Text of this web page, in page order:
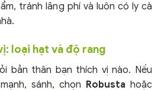
tránh lãng phí và luôn có ly cà
loại hạt và độ rang
bản thân bạn thích vị nào. Nếu
sánh, chọn Robusta hoặc